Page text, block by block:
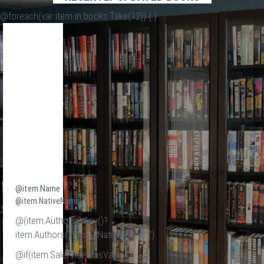
@foreach(var item in books.Take(12)) {}
@item.Name
@item.NativeName
@(item.Authors().Any()?
item.Authors().First().NativeName:"")
@if(item.SalePrice.HasValue)